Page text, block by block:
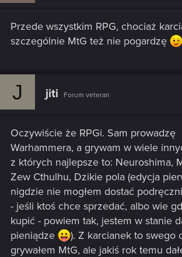
Przede wszystkim RPG, chociaż
szczególnie MtG też nie pogardzę
J jiti Forum veteran
Oczywiście że RPGi. Sam prowadzę
Warhammera, a grywam w wiele
z których najlepsze to: Neuroshima,
Zew Cthulhu, Dzikie pola (edycja
nigdzie nie mogłem dostać
- jeśli ktoś chce sprzedać, albo wie
kupić - powiem tak, jestem w stanie
pieniądze
). Z karcianek to swego
grywałem MtG, ale jakiś rok temu